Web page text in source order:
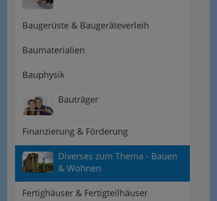
Baugerüste & Baugeräteverleih
Baumaterialien
Bauphysik
Bauträger
Finanzierung & Förderung
Diverses zum Thema - Bauen
& Wohnen
Fertighäuser & Fertigteilhäuser